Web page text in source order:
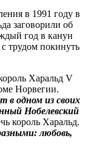
в 1991 году в
заговорили об
год в канун
трудом покинуть
Харальд V
Норвегии.
одном из своих
Нобелевский
король Харальд.
любовь,